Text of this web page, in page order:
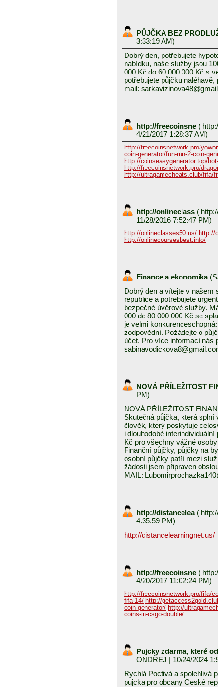
PŮJČKA BEZ
3:33:19 AM)
Dobrý den, potřebujete
nabídku, naše služby jsou
000 Kč do 60 000 000 Kč s
potřebujete půjčku
mail:
http://freecoinsne (
4/21/2017 1:28:37 AM)
http://freecoinsnetwork.pro/
coin-generator/fun-run-2-coin-
http://coinseasygenerator.top/
http://freecoinsnetwork.pro/
http://ultragamecheats.club/fifa/
http://onlineclass (
11/28/2016 7:52:47 PM)
http://onlineclasses50.us/ http://
http://onlinecoursesbest.info/
Finance a ekonomika (
Dobrý den a vítejte v našem
republice a potřebujete
bezpečné úvěrové služby.
000 do 80 000 000 Kč se
je velmi
zodpovědní. Požádejte o
účet. Pro více informací nás
NOVÁ PŘÍLEŽITOST
PM)
NOVÁ PŘÍLEŽITOST
Skutečná půjčka, která
člověk, který poskytuje
i dlouhodobé
Kč pro všechny vážné
Finanční půjčky, půjčky na
osobní půjčky patří mezi
žádosti jsem připraven
MAIL:
http://distancelea (
4:35:59 PM)
http://distancelearningnet.us/
http://freecoinsne (
4/20/2017 11:02:24 PM)
http://freecoinsnetwork.pro/fifa/
fifa-14/ http://
coin-generator/ http://
coins-in-csgo-double/
Pujcky zdarma, které
ONDŘEJ | 10/24/2024
Rychlá Poctivá a spolehlivá
pujcka pro obcany Ceské